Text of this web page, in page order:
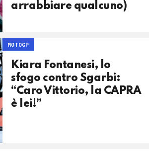
arrabbiare qualcuno)
MOTOGP
Kiara Fontanesi, lo
sfogo contro Sgarbi:
“Caro Vittorio, la CAPRA
è lei!”